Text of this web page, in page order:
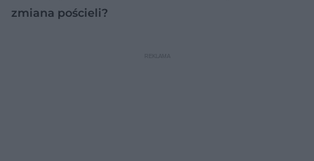
zmiana pościeli?